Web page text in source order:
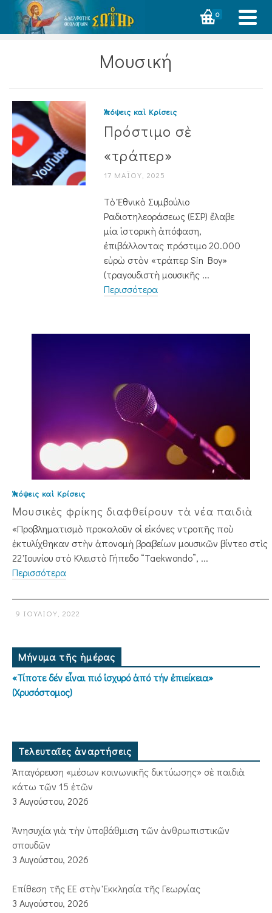
0
Μουσική
Ἀπόψεις καὶ Κρίσεις
Πρόστιμο σὲ
«τράπερ»
17 ΜΑΪ́ΟΥ, 2025
Τὸ Ἐθνικὸ Συμβούλιο
Ραδιοτηλεοράσεως (ΕΣΡ) ἔλαβε
μία ἱστορικὴ ἀπόφαση,
ἐπιβάλλοντας πρόστιμο 20.000
εὐρὼ στὸν «τράπερ Sin Boy»
(τραγουδιστὴ μουσικῆς ...
Περισσότερα
Ἀπόψεις καὶ Κρίσεις
Μουσικὲς φρίκης διαφθείρουν τὰ νέα παιδιὰ
«Προβληματισμὸ προκαλοῦν οἱ εἰκόνες ντροπῆς ποὺ
ἐκτυλίχθηκαν στὴν ἀπονομὴ βραβείων μουσικῶν βίντεο στὶς
22 Ἰουνίου στὸ Κλειστὸ Γήπεδο “Taekwondo”, ...
Περισσότερα
9 ΙΟΥΛΊΟΥ, 2022
Μήνυμα τῆς ἡμέρας
«Τίποτε δέν εἶναι πιό ἰσχυρό ἀπό τήν ἐπιείκεια»
(Χρυσόστομος)
Τελευταῖες ἀναρτήσεις
Ἀπαγόρευση «μέσων κοινωνικῆς δικτύωσης» σὲ παιδιὰ
κάτω τῶν 15 ἐτῶν
3 Αυγούστου, 2026
Ἀνησυχία γιὰ τὴν ὑποβάθμιση τῶν ἀνθρωπιστικῶν
σπουδῶν
3 Αυγούστου, 2026
Ἐπίθεση τῆς ΕΕ στὴν Ἐκκλησία τῆς Γεωργίας
3 Αυγούστου, 2026